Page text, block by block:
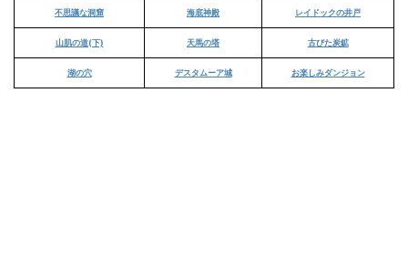
不思議な洞窟 海底神殿 レイドックの井戸
山肌の道(下) 天馬の塔 古びた炭鉱
湖の穴 デスタムーア城 お楽しみダンジョン